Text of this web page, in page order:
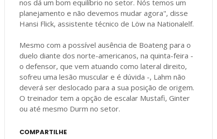
nos dá um bom equilíbrio no setor. Nós temos um
planejamento e não devemos mudar agora", disse
Hansi Flick, assistente técnico de Löw na Nationalelf.
Mesmo com a possível ausência de Boateng para o
duelo diante dos norte-americanos, na quinta-feira -
o defensor, que vem atuando como lateral direito,
sofreu uma lesão muscular e é dúvida -, Lahm não
deverá ser deslocado para a sua posição de origem.
O treinador tem a opção de escalar Mustafi, Ginter
ou até mesmo Durm no setor.
COMPARTILHE